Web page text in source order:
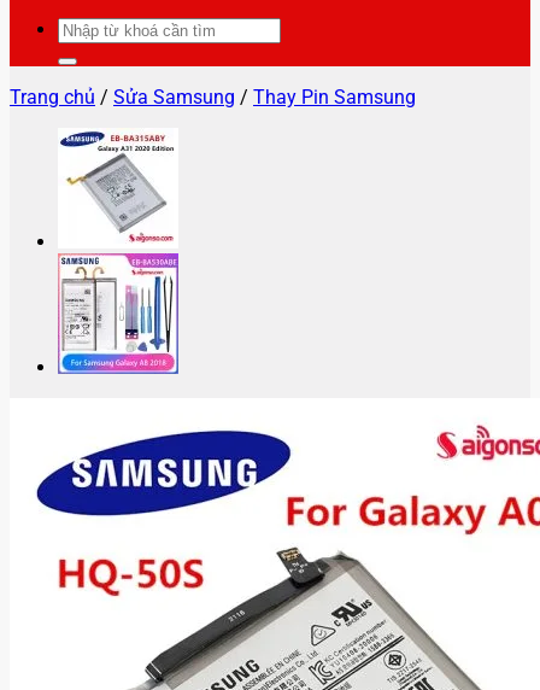
Tìm
kiếm:
Trang chủ / Sửa Samsung / Thay Pin Samsung